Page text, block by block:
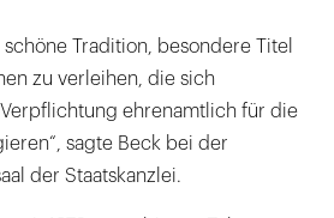
schöne Tradition, besondere Titel
zu verleihen, die sich
ehrenamtlich für die
sagte Beck bei der
der Staatskanzlei.